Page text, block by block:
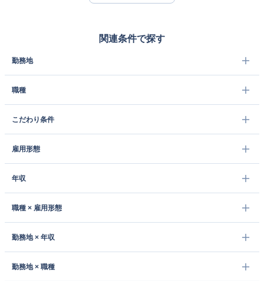
関連条件で探す
勤務地
職種
こだわり条件
雇用形態
年収
職種 × 雇用形態
勤務地 × 年収
勤務地 × 職種